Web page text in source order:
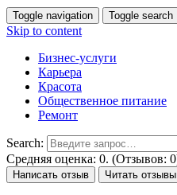
Toggle navigation Toggle search
Skip to content
Бизнес-услуги
Карьера
Красота
Общественное питание
Ремонт
Search:
Средняя оценка: 0. (Отзывов:
Написать отзыв Читать отзывы